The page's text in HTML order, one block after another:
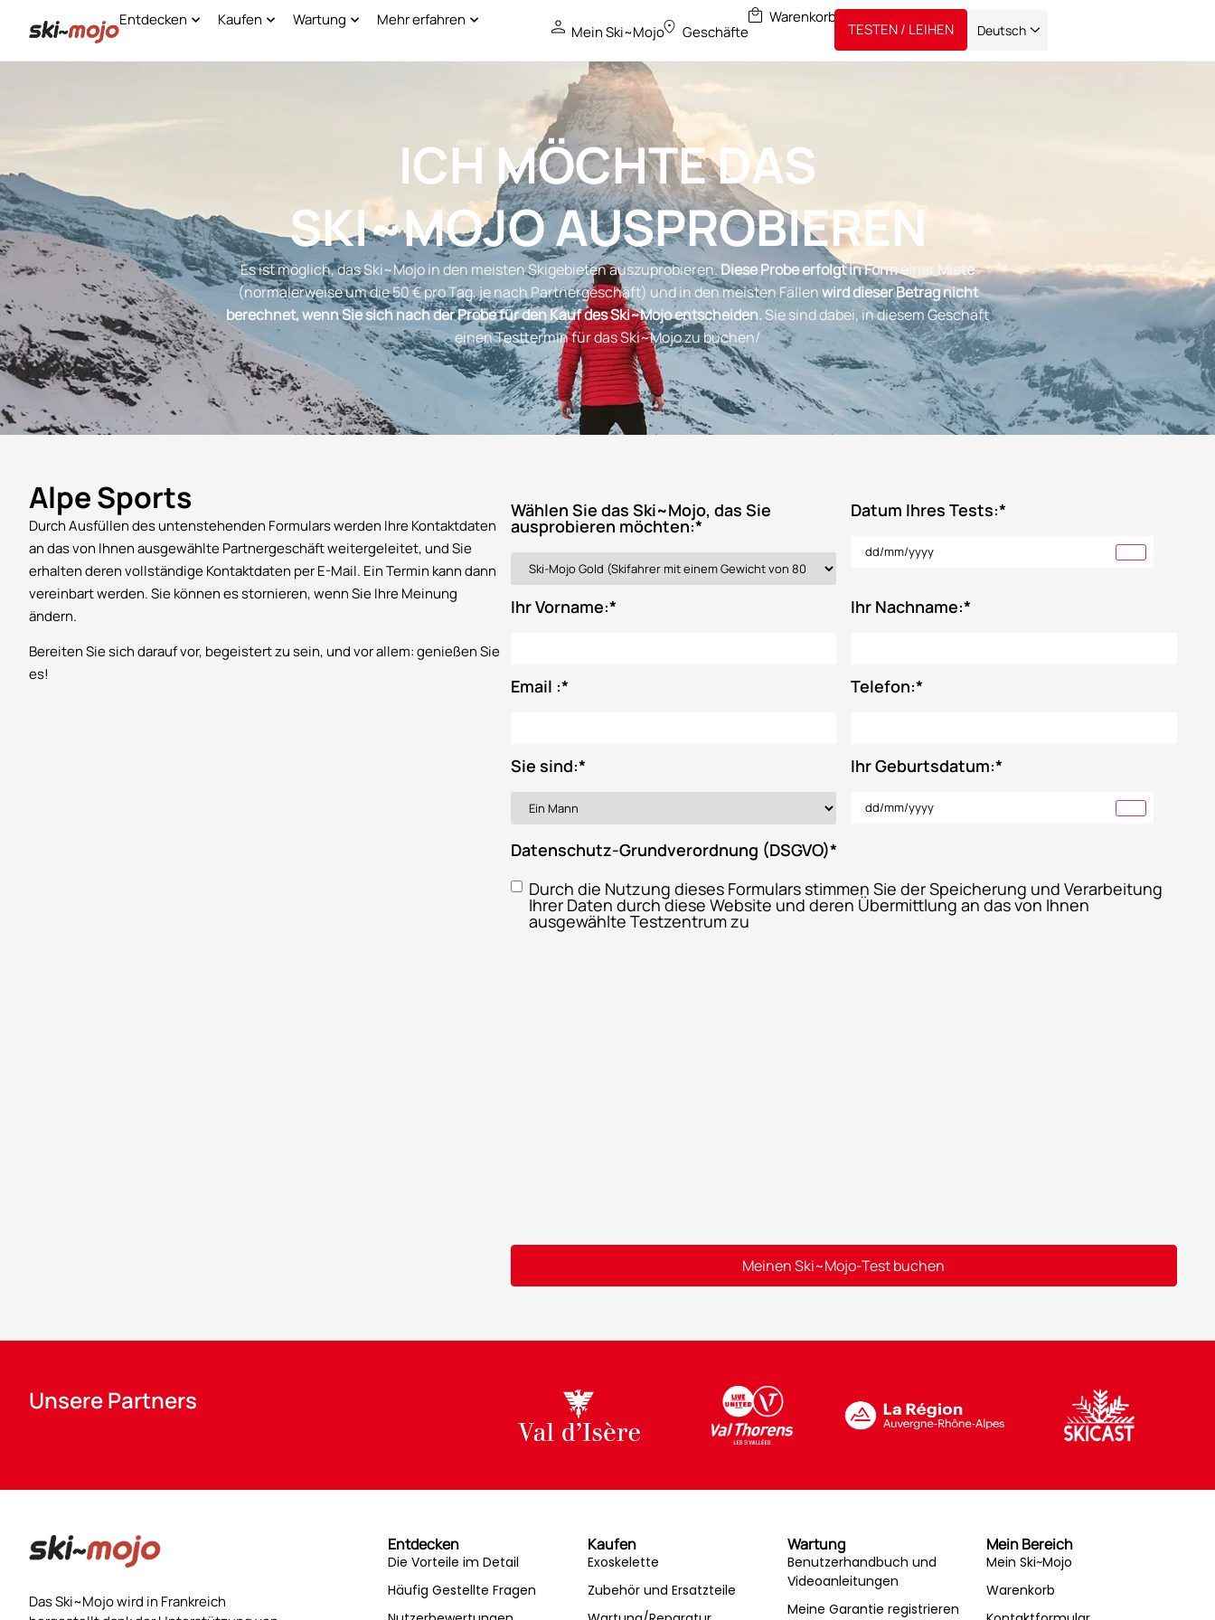
Entdecken Kaufen Wartung Mehr erfahren
Mein Ski~Mojo Geschäfte TESTEN / LEIHEN Deutsch
ICH MÖCHTE DAS
SKI~MOJO AUSPROBIEREN
Es ist möglich, das Ski~Mojo in den meisten Skigebieten auszuprobieren.Diese Probe erfolgt in Form einer Miete
(normalerweise um die 50 € pro Tag, je nach Partnergeschäft) und in den meisten Fällenwird dieser Betrag nicht
berechnet, wenn Sie sich nach der Probe für den Kauf des Ski~Mojo entscheiden.Sie sind dabei, in diesem Geschäft
einen Testtermin für das Ski~Mojo zu buchen/
Alpe Sports
Durch Ausfüllen des untenstehenden Formulars werden Ihre Kontaktdaten
an das von Ihnen ausgewählte Partnergeschäft weitergeleitet, und Sie
erhalten deren vollständige Kontaktdaten per E-Mail. Ein Termin kann dann
vereinbart werden. Sie können es stornieren, wenn Sie Ihre Meinung
ändern.
Bereiten Sie sich darauf vor, begeistert zu sein, und vor allem: genießen Sie
es!
Wählen Sie das Ski~Mojo, das Sie
ausprobieren möchten:*
Datum Ihres Tests:*
Ihr Vorname:* Ihr Nachname:*
Email :* Telefon:*
Sie sind:* Ihr Geburtsdatum:*
Datenschutz-Grundverordnung (DSGVO)*
Durch die Nutzung dieses Formulars stimmen Sie der Speicherung und Verarbeitung
Ihrer Daten durch diese Website und deren Übermittlung an das von Ihnen
ausgewählte Testzentrum zu
Meinen Ski~Mojo-Test buchen
Unsere Partners
Das Ski~Mojo wird in Frankreich
Entdecken
Die Vorteile im Detail
Häufig Gestellte Fragen
Kaufen
Exoskelette
Zubehör und Ersatzteile
Wartung
Benutzerhandbuch und
Videoanleitungen
Meine Garantie registrieren
Mein Bereich
Mein Ski~Mojo
Warenkorb